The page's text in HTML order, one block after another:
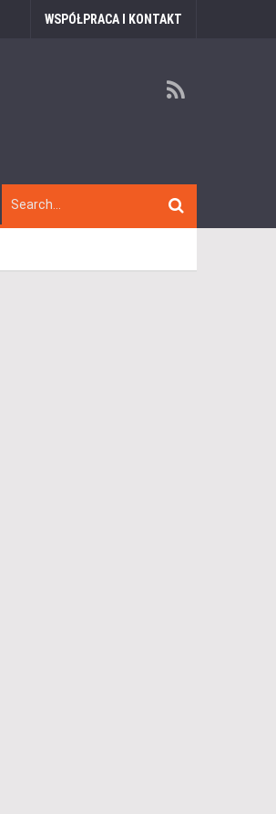
WSPÓŁPRACA I KONTAKT